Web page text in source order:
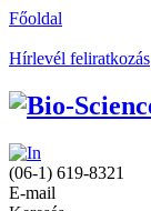
Főoldal
Hírlevél feliratkozás
(06-1) 619-8321
E-mail